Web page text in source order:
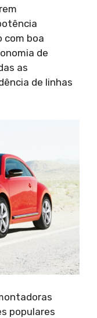
com boa
de
as
de linhas
populares